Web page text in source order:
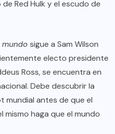
Red Hulk y el escudo de
sigue a Sam Wilson
electo presidente
Ross, se encuentra en
Debe descubrir la
mundial antes de que el
haga que el mundo